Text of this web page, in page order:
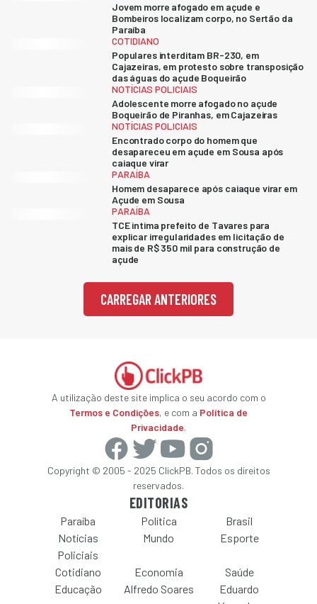
Jovem morre afogado em açude e
Bombeiros localizam corpo, no Sertão da
Paraíba
COTIDIANO
Populares interditam BR-230, em
Cajazeiras, em protesto sobre transposição
das águas do açude Boqueirão
NOTÍCIAS POLICIAIS
Adolescente morre afogado no açude
Boqueirão de Piranhas, em Cajazeiras
NOTÍCIAS POLICIAIS
Encontrado corpo do homem que
desapareceu em açude em Sousa após
caiaque virar
PARAÍBA
Homem desaparece após caiaque virar em
Açude em Sousa
PARAÍBA
TCE intima prefeito de Tavares para
explicar irregularidades em licitação de
mais de R$ 350 mil para construção de
açude
CARREGAR ANTERIORES
A utilização deste site implica o seu acordo com o
Termos e Condições, e com a Política de
Privacidade.
Copyright © 2005 - 2025 ClickPB. Todos os direitos
reservados.
EDITORIAS
Paraíba Política
Brasil
Notícias
Policiais
Mundo Esporte
Cotidiano Economia
Saúde
Educação
Alfredo Soares
Eduardo